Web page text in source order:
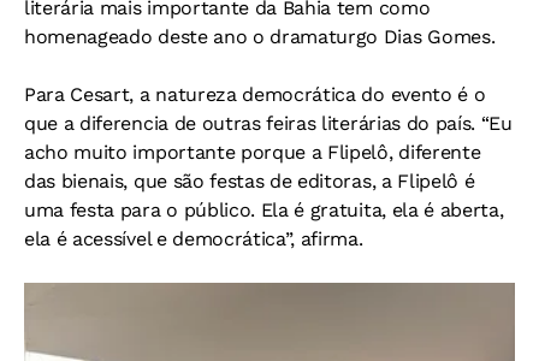
literária mais importante da Bahia tem como
homenageado deste ano o dramaturgo Dias Gomes.
Para Cesart, a natureza democrática do evento é o
que a diferencia de outras feiras literárias do país. “Eu
acho muito importante porque a Flipelô, diferente
das bienais, que são festas de editoras, a Flipelô é
uma festa para o público. Ela é gratuita, ela é aberta,
ela é acessível e democrática”, afirma.